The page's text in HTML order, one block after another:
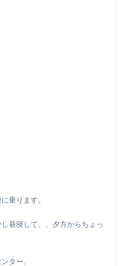
乗ります。
昼寝して、、夕方からちょっ
ター。